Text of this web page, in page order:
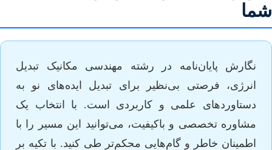
شما
نگارش پایان‌نامه در رشته مهندسی مکانیک تبدیل
انرژی، فرصتی بی‌نظیر برای تبدیل ایده‌های نو به
دستاوردهای علمی و کاربردی است. با انتخاب یک
مشاوره تخصصی و باکیفیت، می‌توانید این مسیر را با
اطمینان خاطر و گام‌هایی محکم‌تر طی کنید. با تکیه بر